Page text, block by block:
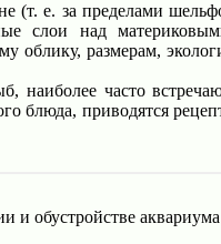
(т. е. за пределами
слои над
облику, размерам,
наиболее часто
блюда, приводятся
и обустройстве